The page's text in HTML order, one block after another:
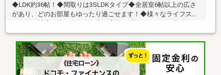
◆LDK約36帖！◆間取りは3SLDKタイプ◆全居室6帖以上の広さ
があり、どのお部屋もゆったり過ごせます！◆様々なライフスタ
2階リビングは、窓を開けても人目が気にならず、ゆったりとお過
ごし頂けます！◆LDKは約36帖と広々！ゆったりと過ごせる空間
です！◆キッチンは、お料理中も家族を身近に感じられる対面式
です！◆ウォークインクローゼットがあり収納スペースも豊富！
季節物もスッキリ片付きそうです！◆1階にシャワールーム、2階